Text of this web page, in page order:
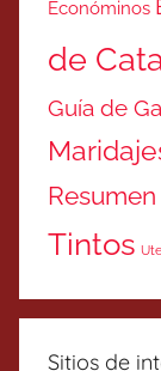
Económinos
de
Guía de
Tintos
Sitios de